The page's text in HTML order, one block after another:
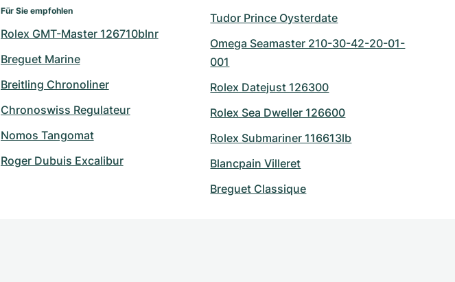
Für Sie empfohlen
Rolex GMT-Master 126710blnr
Breguet Marine
Breitling Chronoliner
Chronoswiss Regulateur
Nomos Tangomat
Roger Dubuis Excalibur
Tudor Prince Oysterdate
Omega Seamaster 210-30-42-20-01-
001
Rolex Datejust 126300
Rolex Sea Dweller 126600
Rolex Submariner 116613lb
Blancpain Villeret
Breguet Classique